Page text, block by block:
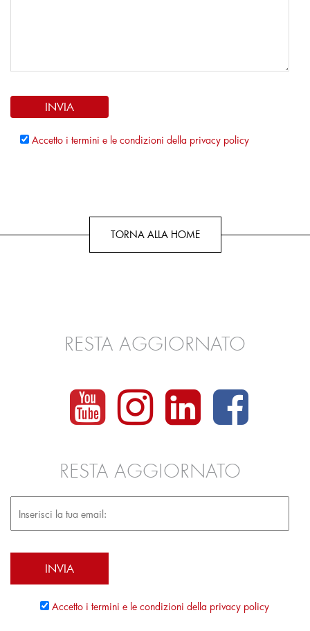
Accetto i termini e le condizioni della privacy policy
TORNA ALLA HOME
RESTA AGGIORNATO
RESTA AGGIORNATO
Accetto i termini e le condizioni della privacy policy